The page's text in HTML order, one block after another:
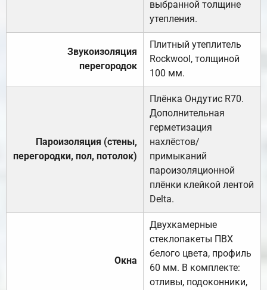
выбранной толщине
утепления.
Звукоизоляция
перегородок
Плитный утеплитель
Rockwool, толщиной
100 мм.
Пароизоляция (стены,
перегородки, пол, потолок)
Плёнка Ондутис R70.
Дополнительная
герметизация
нахлёстов/
примыканий
пароизоляционной
плёнки клейкой лентой
Delta.
Окна
Двухкамерные
стеклопакеты ПВХ
белого цвета, профиль
60 мм. В комплекте:
отливы, подоконники,